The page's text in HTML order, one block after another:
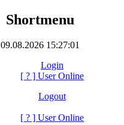
Shortmenu
09.08.2026 15:27:01
Login
[ ? ] User Online
Logout
[ ? ] User Online